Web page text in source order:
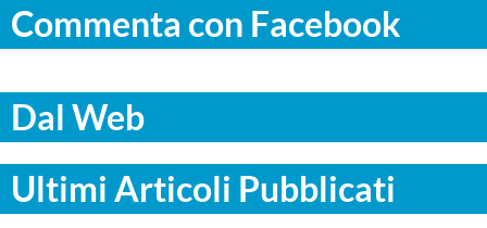
Commenta con Facebook
Dal Web
Ultimi Articoli Pubblicati
ITALPRESS